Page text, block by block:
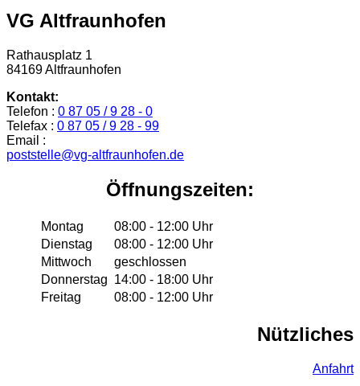
VG Altfraunhofen
Rathausplatz 1
84169 Altfraunhofen
Kontakt:
Telefon : 0 87 05 / 9 28 - 0
Telefax : 0 87 05 / 9 28 - 99
Email :
poststelle@vg-altfraunhofen.de
Öffnungszeiten:
Montag
08:00 - 12:00 Uhr
Dienstag
08:00 - 12:00 Uhr
Mittwoch
geschlossen
Donnerstag 14:00 - 18:00 Uhr
Freitag
08:00 - 12:00 Uhr
Nützliches
Anfahrt